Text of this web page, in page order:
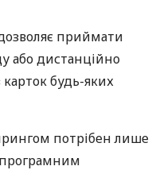
приймати
або дистанційно
карток будь-яких
потрібен лише